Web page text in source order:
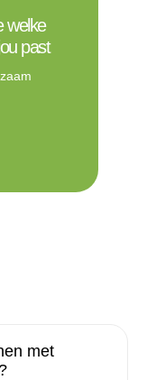
welke
past
met